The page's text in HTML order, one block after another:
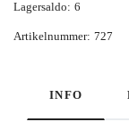
Lagersaldo: 6
Artikelnummer: 727
INFO